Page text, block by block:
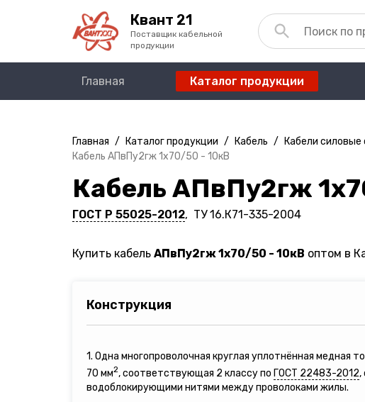
Квант 21
Поставщик кабельной
продукции
Главная Каталог продукции
Главная / Каталог продукции / Кабель / Кабели силовые
Кабель АПвПу2гж 1х70/50 - 10кВ
Кабель АПвПу2гж
ГОСТ Р 55025-2012, ТУ 16.К71-335-2004
Купить кабель АПвПу2гж 1х70/50 - 10кВ оптом в
Конструкция
1. Одна многопроволочная круглая уплотнённая медная
70 мм2, соответствующая 2 классу по ГОСТ 22483-2012,
водоблокирующими нитями между проволоками жилы.